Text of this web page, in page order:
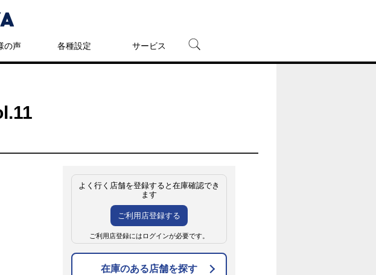
の声 各種設定 サービス
よく行く店舗を登録すると在庫確認でき
ます
ご利用店登録する
ご利用店登録にはログインが必要です。
在庫のある店舗を探す